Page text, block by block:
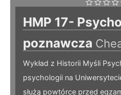
HMP 17-
poznawcza
Wykład z Historii Myśli
psychologii na
służą powtórce przed